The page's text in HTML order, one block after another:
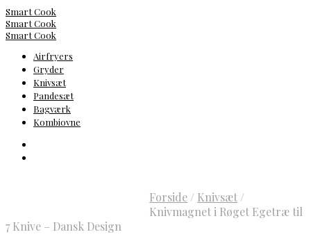
Smart Cook
Smart Cook
Smart Cook
Airfryers
Gryder
Knivsæt
Pandesæt
Bagværk
Kombiovne
Forside / Knivsæt /
Knivmagnet i Røget Egetræ til
7 Knive – Dansk Design